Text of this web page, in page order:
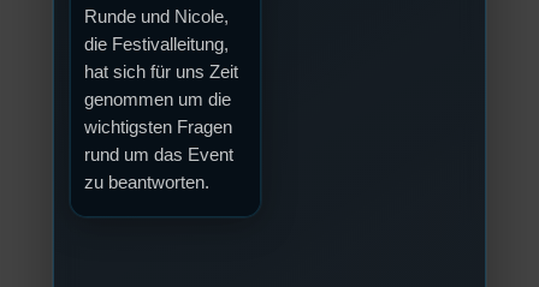
Runde und Nicole,
die Festivalleitung,
hat sich für uns Zeit
genommen um die
wichtigsten Fragen
rund um das Event
zu beantworten.